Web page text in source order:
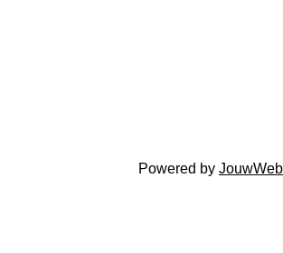
Powered by JouwWeb